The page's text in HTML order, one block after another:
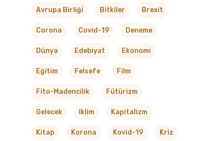
Avrupa Birliği Bitkiler Brexit
Corona Covid-19 Deneme
Dünya Edebiyat Ekonomi
Eğitim Felsefe Film
Fito-Madencilik Fütürizm
Gelecek Iklim Kapitalizm
Kitap Korona Kovid-19 Kriz